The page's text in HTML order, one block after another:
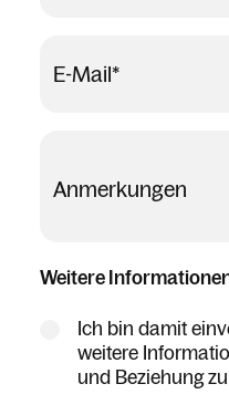
E-Mail*
Anmerkungen
Weitere
Ich bin damit
weitere
und Beziehung